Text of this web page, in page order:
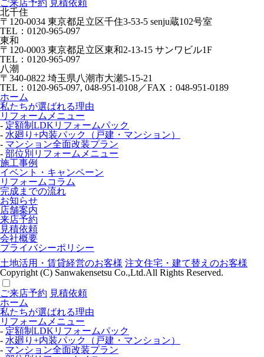
ご来店予約 見積依頼
北千住
〒120-0034 東京都足立区千住3-53-5 senju蔵102号室
TEL：0120-965-097
東和
〒120-0003 東京都足立区東和2-13-15 サンワビル1F
TEL：0120-965-097
八潮
〒340-0822 埼玉県八潮市大瀬5-15-21
TEL：0120-965-097, 048-951-0108／FAX：048-951-0189
ホーム
私たちが選ばれる理由
リフォームメニュー
- 定額制LDKリフォームパック
- 水廻り+内装パック（戸建・マンション）
- マンション全面改装プラン
- 部位別リフォームメニュー
施工事例
イベント・キャンペーン
リフォームコラム
完成までの流れ
お知らせ
店舗案内
来店予約
見積依頼
会社概要
プライバシーポリシー
土地活用・賃貸経営のお客様 注文住宅・建て替えのお客様
Copyright (C) Sanwakensetsu Co.,Ltd.All Rights Reserved.
ご来店予約 見積依頼
ホーム
私たちが選ばれる理由
リフォームメニュー
- 定額制LDKリフォームパック
- 水廻り+内装パック（戸建・マンション）
- マンション全面改装プラン